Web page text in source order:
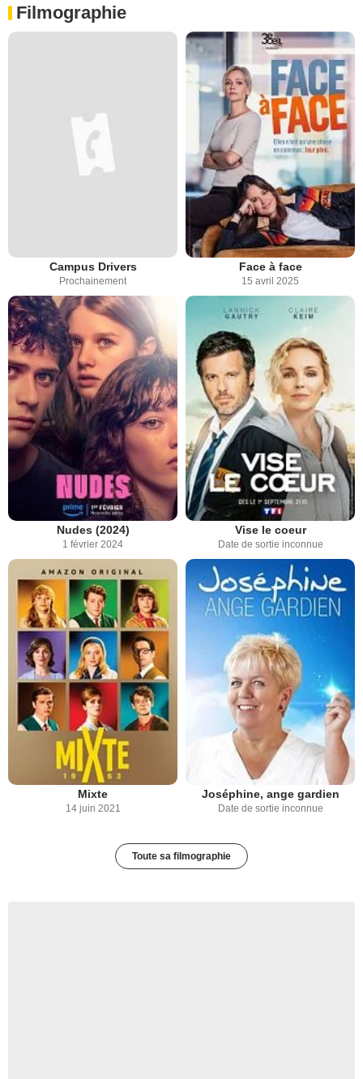
Filmographie
Campus Drivers
Prochainement
Face à face
15 avril 2025
Nudes (2024)
1 février 2024
Vise le coeur
Date de sortie inconnue
Mixte
14 juin 2021
Joséphine, ange gardien
Date de sortie inconnue
Toute sa filmographie